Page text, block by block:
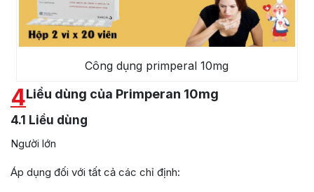
Công dụng primperal 10mg
4Liều dùng của Primperan 10mg
4.1 Liều dùng
Người lớn
Áp dụng đối với tất cả các chỉ định: